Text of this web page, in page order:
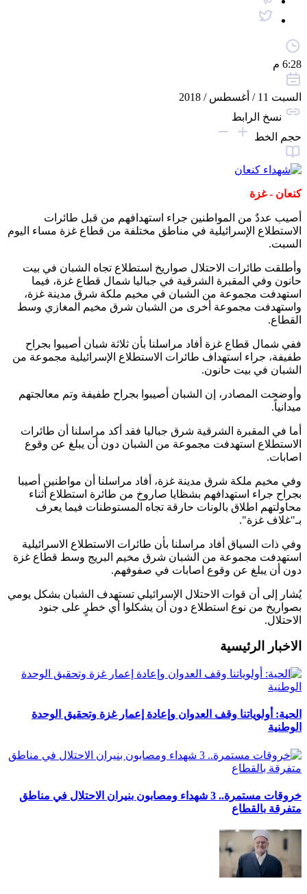
6:28 م
السبت 11 / أغسطس / 2018
نسخ الرابط
حجم الخط
كنعان - غزة
أصيب عددٌ من المواطنين جراء استهدافهم من قبل طائرات
الاستطلاع الإسرائيلية في مناطق مختلفة من قطاع غزة مساء اليوم
السبت.
وأطلقت طائرات الاحتلال صواريخ استطلاع تجاه الشبان في بيت
حانون وفي المقبرة الشرقية في جباليا شمال قطاع غزة، فيما
استهدفت مجموعة من الشبان في مخيم ملكة شرق مدينة غزة،
واستهدفت مجموعة أخرى من الشبان شرق مخيم المغازي وسط
القطاع.
ففي شمال قطاع غزة أفاد مراسلنا بأن ثلاثة شبان أصيبوا بجراح
طفيفة، جراء استهداف طائرات الاستطلاع الإسرائيلية مجموعة من
الشبان في بيت حانون.
وأوضحت المصادر، إن الشبان أصيبوا بجراح طفيفة وتم معالجتهم
ميدانياً.
أما في المقبرة الشرقية شرق جباليا فقد أكد مراسلنا أن طائرات
الاستطلاع استهدفت مجموعة من الشبان دون أن يبلغ عن وقوع
اصابات.
وفي مخيم ملكة شرق مدينة غزة، أفاد مراسلنا أن مواطنين أصيبا
بجراح جراء استهدافهم بشظايا صاروخ من طائرة استطلاع أثناء
محاولتهم اطلاق بالونات حارقة تجاه المستوطنات فيما يعرف
بـ"غلاف غزة".
وفي ذات السياق أفاد مراسلنا بأن طائرات الاستطلاع الاسرائيلية
استهدفت مجموعة من الشبان شرق مخيم البريج وسط قطاع غزة
دون أن يبلغ عن وقوع اصابات في صفوفهم.
يُشار إلى أن قوات الاحتلال الإسرائيلي تستهدف الشبان بشكل يومي
بصواريخ من نوع استطلاع دون أن يشكلوا أي خطرٍ على جنود
الاحتلال.
الاخبار الرئيسية
الحية: أولوياتنا وقف العدوان وإعادة إعمار غزة وتحقيق الوحدة
الوطنية
خروقات مستمرة.. 3 شهداء ومصابون بنيران الاحتلال في مناطق
متفرقة بالقطاع